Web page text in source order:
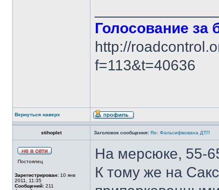
Голосование за
http://
f=113&t=40636
Вернуться наверх
stihoplet Заголовок сообщения: Re: Фальсифікована ДТП
Постоялец
Зарегистрирован: 10 янв
2011, 11:35
Сообщений: 211
На мерсюке, 55-
К тому же на